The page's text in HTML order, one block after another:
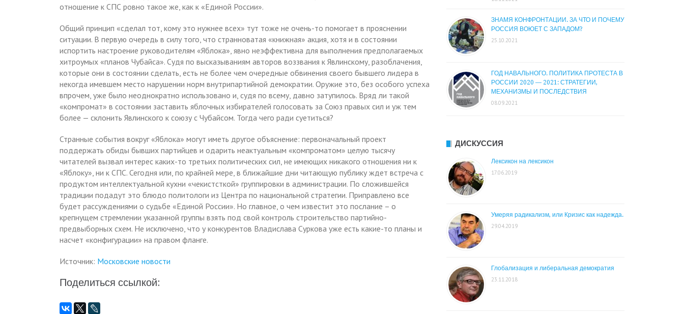
отношение к СПС ровно такое же, как к «Единой России».
Общий принцип «сделал тот, кому это нужнее всех» тут тоже не очень-то помогает в прояснении
ситуации. В первую очередь в силу того, что странноватая «книжная» акция, хотя и в состоянии
испортить настроение руководителям «Яблока», явно неэффективна для выполнения предполагаемых
хитроумых «планов Чубайса». Судя по высказываниям авторов воззвания к Явлинскому, разоблачения,
которые они в состоянии сделать, есть не более чем очередные обвинения своего бывшего лидера в
некогда имевшем место нарушении норм внутрипартийной демократии. Оружие это, без особого успеха
впрочем, уже было неоднократно использовано и, судя по всему, давно затупилось. Вряд ли такой
«компромат» в состоянии заставить яблочных избирателей голосовать за Союз правых сил и уж тем
более — склонить Явлинского к союзу с Чубайсом. Тогда чего ради суетиться?
Странные события вокруг «Яблока» могут иметь другое объяснение: первоначальный проект
поддержать обиды бывших партийцев и одарить неактуальным «компроматом» целую тысячу
читателей вызвал интерес каких-то третьих политических сил, не имеющих никакого отношения ни к
«Яблоку», ни к СПС. Сегодня или, по крайней мере, в ближайшие дни читающую публику ждет встреча с
продуктом интеллектуальной кухни «чекистсткой» группировки в администрации. По сложившейся
традиции подадут это блюдо политологи из Центра по национальной стратегии. Приправлено все
будет рассуждениями о судьбе «Единой России». Но главное, о чем известит это послание – о
крепнущем стремлении указанной группы взять под свой контроль строительство партийно-
предвыборных схем. Не исключено, что у конкурентов Владислава Суркова уже есть какие-то планы и
насчет «конфигурации» на правом фланге.
Источник: Московские новости
Поделиться ссылкой:
ЗНАМЯ КОНФРОНТАЦИИ. ЗА ЧТО И ПОЧЕМУ
РОССИЯ ВОЮЕТ С ЗАПАДОМ?
25.10.2021
ГОД НАВАЛЬНОГО. ПОЛИТИКА ПРОТЕСТА В
РОССИИ 2020 — 2021: СТРАТЕГИИ,
МЕХАНИЗМЫ И ПОСЛЕДСТВИЯ
08.09.2021
ДИСКУССИЯ
Лексикон на лексикон
17.06.2019
Умеряя радикализм, или Кризис как надежда.
29.04.2019
Глобализация и либеральная демократия
23.11.2018